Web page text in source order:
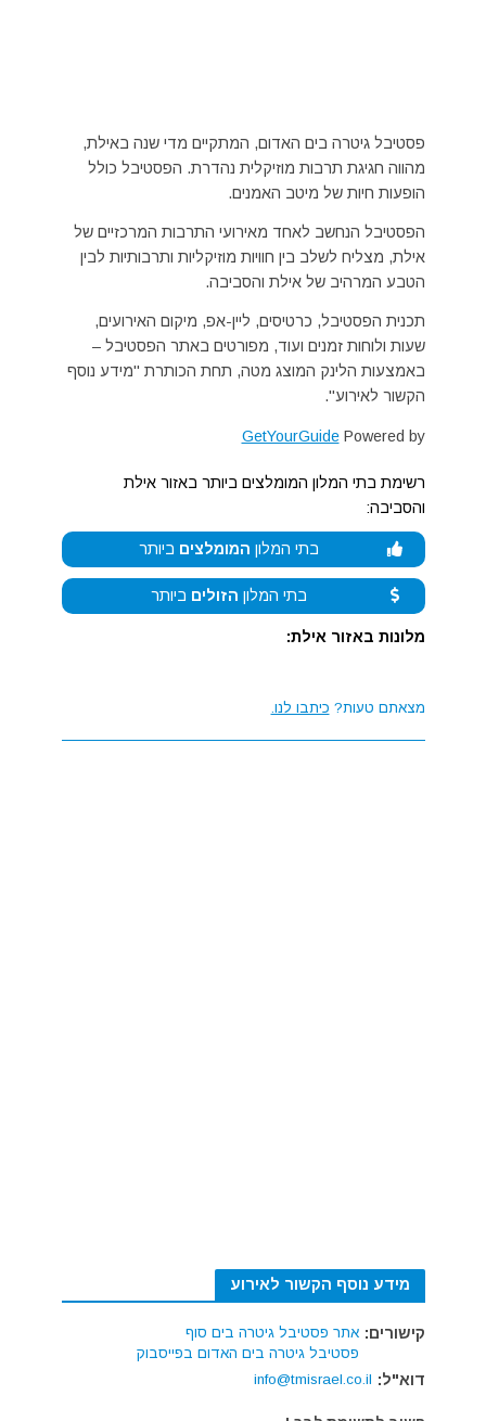
פסטיבל גיטרה בים האדום, המתקיים מדי שנה באילת,
מהווה חגיגת תרבות מוזיקלית נהדרת. הפסטיבל כולל
הופעות חיות של מיטב האמנים.
הפסטיבל הנחשב לאחד מאירועי התרבות המרכזיים של
אילת, מצליח לשלב בין חוויות מוזיקליות ותרבותיות לבין
הטבע המרהיב של אילת והסביבה.
תכנית הפסטיבל, כרטיסים, ליין-אפ, מיקום האירועים,
שעות ולוחות זמנים ועוד, מפורטים באתר הפסטיבל –
באמצעות הלינק המוצג מטה, תחת הכותרת "מידע נוסף
הקשור לאירוע".
Powered by
GetYourGuide
רשימת בתי המלון המומלצים ביותר באזור אילת
והסביבה:
בתי המלון המומלצים ביותר
בתי המלון הזולים ביותר
מלונות באזור אילת:
מצאתם טעות? כיתבו לנו.
מידע נוסף הקשור לאירוע
קישורים: אתר פסטיבל גיטרה בים סוף
פסטיבל גיטרה בים האדום בפייסבוק
דוא"ל: info@tmisrael.co.il